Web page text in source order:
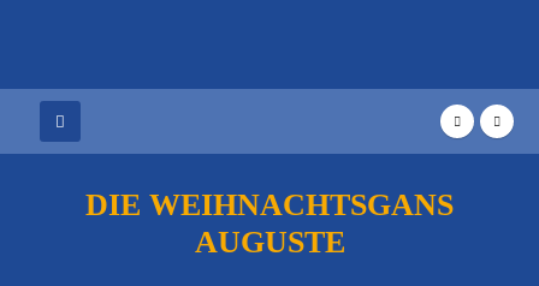
DIE WEIHNACHTSGANS
AUGUSTE